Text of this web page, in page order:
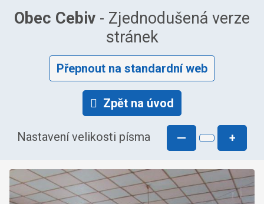
Obec Cebiv - Zjednodušená verze
stránek
Přepnout na standardní web
Zpět na úvod
Nastavení velikosti písma — +